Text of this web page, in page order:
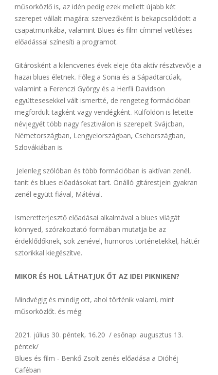
műsorközlő is, az idén pedig ezek mellett újabb két
szerepet vállalt magára: szervezőként is bekapcsolódott a
csapatmunkába, valamint Blues és film címmel vetítéses
előadással színesíti a programot.
Gitárosként a kilencvenes évek eleje óta aktív résztvevője a
hazai blues életnek. Főleg a Sonia és a Sápadtarcúak,
valamint a Ferenczi György és a Herfli Davidson
együttesesekkel vált ismertté, de rengeteg formációban
megfordult tagként vagy vendégként. Külföldön is letette
névjegyét több nagy fesztiválon is szerepelt Svájcban,
Németországban, Lengyelországban, Csehországban,
Szlovákiában is.
Jelenleg szólóban és több formációban is aktívan zenél,
tanít és blues előadásokat tart. Önálló gitárestjein gyakran
zenél együtt fiával, Mátéval.
Ismeretterjesztő előadásai alkalmával a blues világát
könnyed, szórakoztató formában mutatja be az
érdeklődőknek, sok zenével, humoros történetekkel, háttér
sztorikkal kiegészítve.
MIKOR ÉS HOL LÁTHATJUK ŐT AZ IDEI PIKNIKEN?
Mindvégig és mindig ott, ahol történik valami, mint
műsorközlőt. és még:
2021. július 30. péntek, 16.20 / esőnap: augusztus 13.
péntek/
Blues és film - Benkő Zsolt zenés előadása a Dióhéj
Caféban